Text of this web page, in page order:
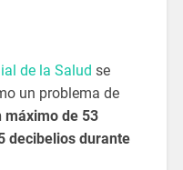
de la Salud se
un problema de
máximo de 53
decibelios durante